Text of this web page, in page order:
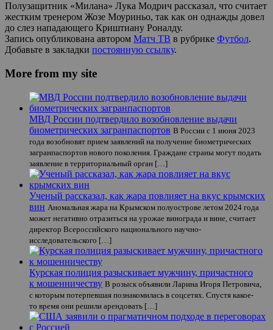
Полузащитник «Милана» Лука Модрич рассказал, что считает
жестким тренером Жозе Моуриньо, так как он однажды довел
до слез нападающего Криштиану Роналду.
Запись опубликована автором Матч ТВ в рубрике Футбол.
Добавьте в закладки постоянную ссылку.
More from my site
МВД России подтвердило возобновление выдачи
биометрических загранпаспортов В России с 1 июня 2023
года возобновят прием заявлений на получение биометрических
загранпаспортов нового поколения. Граждане страны могут подать
заявление в территориальный орган […]
Ученый рассказал, как жара повлияет на вкус крымских
вин Аномальная жара на Крымском полуострове летом 2024 года
может негативно отразиться на урожае винограда и вине, считает
директор Всероссийского национального научно-
исследовательского […]
Курская полиция разыскивает мужчину, причастного
к мошенничеству В розыск объявили Ларина Игоря Петровича,
с которым потерпевшая познакомилась в соцсетях. Спустя какое-
то время они решили арендовать […]